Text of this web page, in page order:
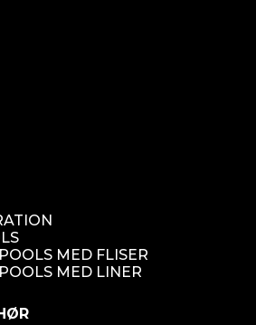
MED FLISER
MED LINER